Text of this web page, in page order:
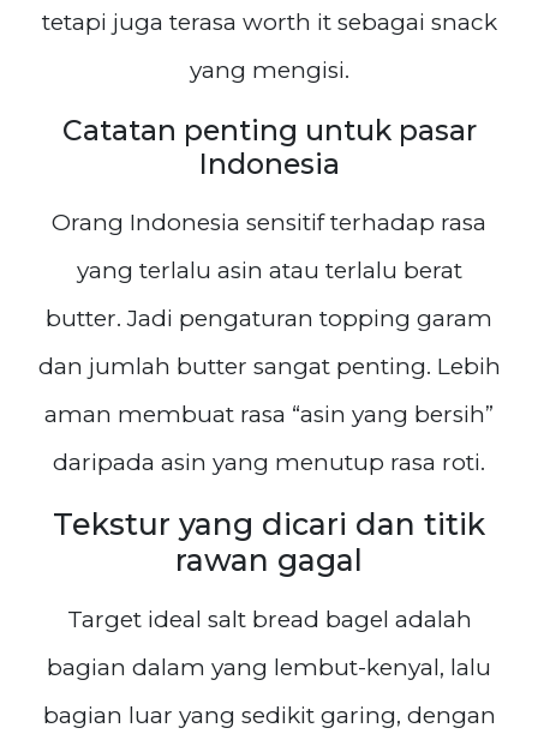
tetapi juga terasa worth it sebagai snack
yang mengisi.
Catatan penting untuk pasar
Indonesia
Orang Indonesia sensitif terhadap rasa
yang terlalu asin atau terlalu berat
butter. Jadi pengaturan topping garam
dan jumlah butter sangat penting. Lebih
aman membuat rasa “asin yang bersih”
daripada asin yang menutup rasa roti.
Tekstur yang dicari dan titik
rawan gagal
Target ideal salt bread bagel adalah
bagian dalam yang lembut-kenyal, lalu
bagian luar yang sedikit garing, dengan